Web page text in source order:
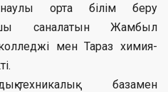
орта білім беру
саналатын Жамбыл
мен Тараз химия-
техникалық базамен